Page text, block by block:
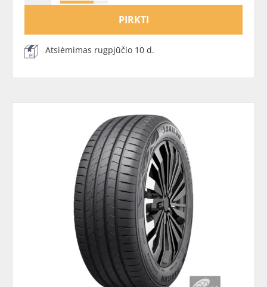
PIRKTI
Atsiėmimas rugpjūčio 10 d.